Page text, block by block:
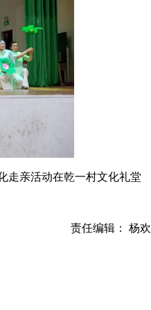
走亲活动在乾一村文化礼堂
责任编辑： 杨欢